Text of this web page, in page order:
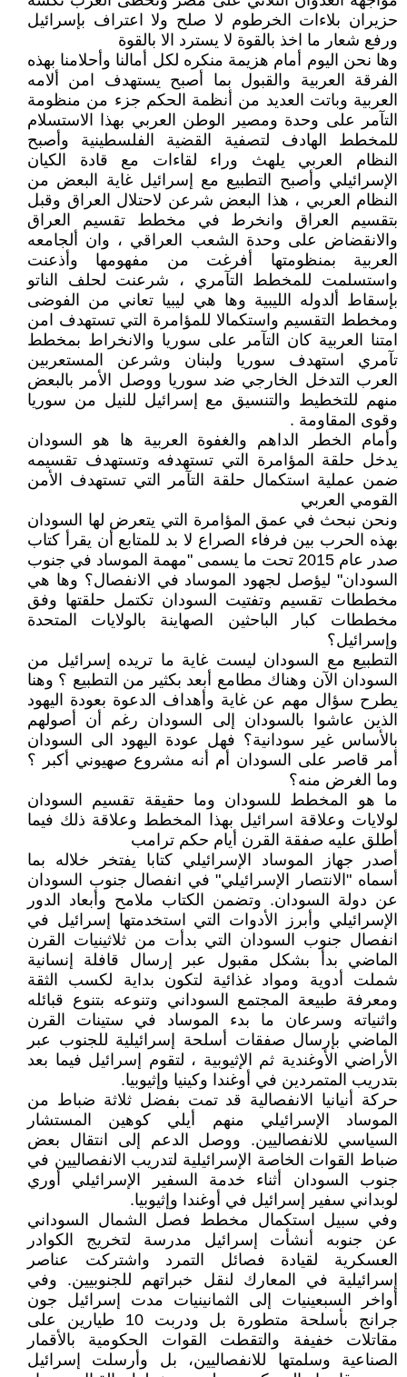
حزيران بلاءات الخرطوم لا صلح ولا اعتراف بإسرائيل
ورفع شعار ما اخذ بالقوة لا يسترد الا بالقوة
وها نحن اليوم أمام هزيمة منكره لكل أمالنا وأحلامنا بهذه
الفرقة العربية والقبول بما أصبح يستهدف امن ألامه
العربية وباتت العديد من أنظمة الحكم جزء من منظومة
التآمر على وحدة ومصير الوطن العربي بهذا الاستسلام
للمخطط الهادف لتصفية القضية الفلسطينية وأصبح
النظام العربي يلهث وراء لقاءات مع قادة الكيان
الإسرائيلي وأصبح التطبيع مع إسرائيل غاية البعض من
النظام العربي ، هذا البعض شرعن لاحتلال العراق وقبل
بتقسيم العراق وانخرط في مخطط تقسيم العراق
والانقضاض على وحدة الشعب العراقي ، وان ألجامعه
العربية بمنظومتها أفرغت من مفهومها وأذعنت
واستسلمت للمخطط التآمري ، شرعنت لحلف الناتو
بإسقاط ألدوله الليبية وها هي ليبيا تعاني من الفوضى
ومخطط التقسيم واستكمالا للمؤامرة التي تستهدف امن
امتنا العربية كان التآمر على سوريا والانخراط بمخطط
تآمري استهدف سوريا ولبنان وشرعن المستعربين
العرب التدخل الخارجي ضد سوريا ووصل الأمر بالبعض
منهم للتخطيط والتنسيق مع إسرائيل للنيل من سوريا
وقوى المقاومة .
وأمام الخطر الداهم والغفوة العربية ها هو السودان
يدخل حلقة المؤامرة التي تستهدفه وتستهدف تقسيمه
ضمن عملية استكمال حلقة التآمر التي تستهدف الأمن
القومي العربي
ونحن نبحث في عمق المؤامرة التي يتعرض لها السودان
بهذه الحرب بين فرفاء الصراع لا بد للمتابع أن يقرأ كتاب
صدر عام 2015 تحت ما يسمى "مهمة الموساد في جنوب
السودان" ليؤصل لجهود الموساد في الانفصال؟ وها هي
مخططات تقسيم وتفتيت السودان تكتمل حلقتها وفق
مخططات كبار الباحثين الصهاينة بالولايات المتحدة
وإسرائيل؟
التطبيع مع السودان ليست غاية ما تريده إسرائيل من
السودان الآن وهناك مطامع أبعد بكثير من التطبيع ؟ وهنا
يطرح سؤال مهم عن غاية وأهداف الدعوة بعودة اليهود
الذين عاشوا بالسودان إلى السودان رغم أن أصولهم
بالأساس غير سودانية؟ فهل عودة اليهود الى السودان
أمر قاصر على السودان أم أنه مشروع صهيوني أكبر ؟
وما الغرض منه؟
ما هو المخطط للسودان وما حقيقة تقسيم السودان
لولايات وعلاقة اسرائيل بهذا المخطط وعلاقة ذلك فيما
أطلق عليه صفقة القرن أيام حكم ترامب
أصدر جهاز الموساد الإسرائيلي كتابا يفتخر خلاله بما
أسماه "الانتصار الإسرائيلي" في انفصال جنوب السودان
عن دولة السودان. وتضمن الكتاب ملامح وأبعاد الدور
الإسرائيلي وأبرز الأدوات التي استخدمتها إسرائيل في
انفصال جنوب السودان التي بدأت من ثلاثينيات القرن
الماضي بدأ بشكل مقبول عبر إرسال قافلة إنسانية
شملت أدوية ومواد غذائية لتكون بداية لكسب الثقة
ومعرفة طبيعة المجتمع السوداني وتنوعه بتنوع قبائله
واثنياته وسرعان ما بدء الموساد في ستينات القرن
الماضي بإرسال صفقات أسلحة إسرائيلية للجنوب عبر
الأراضي الأوغندية ثم الإثيوبية ، لتقوم إسرائيل فيما بعد
بتدريب المتمردين في أوغندا وكينيا وإثيوبيا.
حركة أنيانيا الانفصالية قد تمت بفضل ثلاثة ضباط من
الموساد الإسرائيلي منهم أيلي كوهين المستشار
السياسي للانفصاليين. ووصل الدعم إلى انتقال بعض
ضباط القوات الخاصة الإسرائيلية لتدريب الانفصاليين في
جنوب السودان أثناء خدمة السفير الإسرائيلي أوري
لوبداني سفير إسرائيل في أوغندا وإثيوبيا.
وفي سبيل استكمال مخطط فصل الشمال السوداني
عن جنوبه أنشأت إسرائيل مدرسة لتخريج الكوادر
العسكرية لقيادة فصائل التمرد واشتركت عناصر
إسرائيلية في المعارك لنقل خبراتهم للجنوبيين. وفي
أواخر السبعينيات إلى الثمانينيات مدت إسرائيل جون
جرانج بأسلحة متطورة بل ودربت 10 طيارين على
مقاتلات خفيفة والتقطت القوات الحكومية بالأقمار
الصناعية وسلمتها للانفصاليين، بل وأرسلت إسرائيل